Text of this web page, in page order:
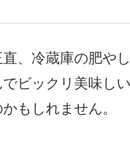
、冷蔵庫の肥や
ビックリ美味し
もしれません。